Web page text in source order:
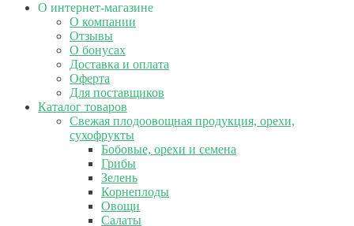
О интернет-магазине
О компании
Отзывы
О бонусах
Доставка и оплата
Оферта
Для поставщиков
Каталог товаров
Свежая плодоовощная продукция, орехи,
сухофрукты
Бобовые, орехи и семена
Грибы
Зелень
Корнеплоды
Овощи
Салаты